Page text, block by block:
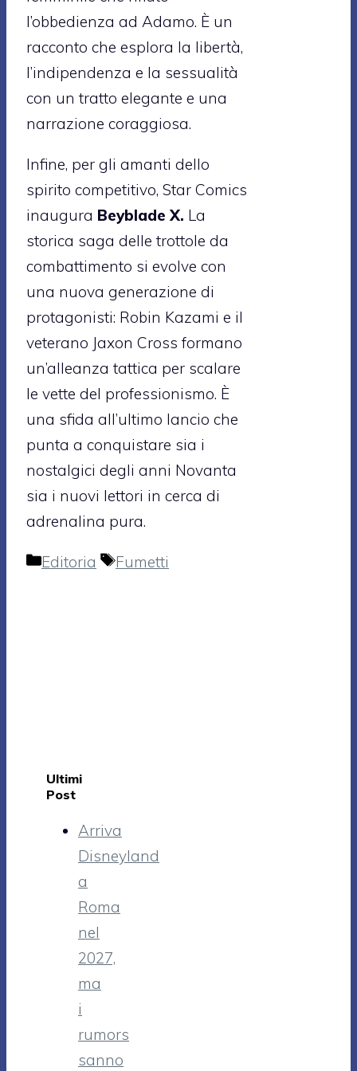
l’obbedienza ad Adamo. È un
racconto che esplora la libertà,
l’indipendenza e la sessualità
con un tratto elegante e una
narrazione coraggiosa.
Infine, per gli amanti dello
spirito competitivo, Star Comics
inaugura Beyblade X. La
storica saga delle trottole da
combattimento si evolve con
una nuova generazione di
protagonisti: Robin Kazami e il
veterano Jaxon Cross formano
un’alleanza tattica per scalare
le vette del professionismo. È
una sfida all’ultimo lancio che
punta a conquistare sia i
nostalgici degli anni Novanta
sia i nuovi lettori in cerca di
adrenalina pura.
Categorie
Editoria Tag
Fumetti
Ultimi
Post
Arriva
Disneyland
a
Roma
nel
2027,
ma
i
rumors
sanno